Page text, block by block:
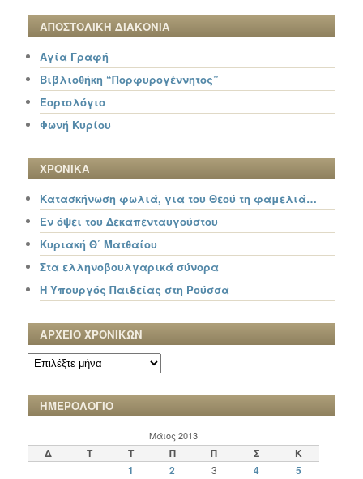
ΑΠΟΣΤΟΛΙΚΗ ΔΙΑΚΟΝΙΑ
Αγία Γραφή
Βιβλιοθήκη “Πορφυρογέννητος”
Εορτολόγιο
Φωνή Κυρίου
ΧΡΟΝΙΚΑ
Κατασκήνωση φωλιά, για του Θεού τη φαμελιά…
Εν όψει του Δεκαπενταυγούστου
Κυριακή Θ΄ Ματθαίου
Στα ελληνοβουλγαρικά σύνορα
Η Υπουργός Παιδείας στη Ρούσσα
ΑΡΧΕΙΟ ΧΡΟΝΙΚΩΝ
ΑΡΧΕΙΟ
ΧΡΟΝΙΚΩΝ
ΗΜΕΡΟΛΟΓΙΟ
Μάιος 2013
Δ Τ Τ Π Π Σ
Κ
1
2 3 4
5